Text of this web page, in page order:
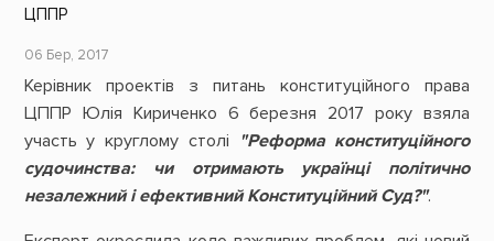
ЦППР
06 Бер, 2017
Керівник проектів з питань конституційного права
ЦППР Юлія Кириченко 6 березня 2017 року взяла
участь у круглому столі
"Реформа конституційного
судочинства: чи отримають українці політично
незалежний і ефективний Конституційний Суд?".